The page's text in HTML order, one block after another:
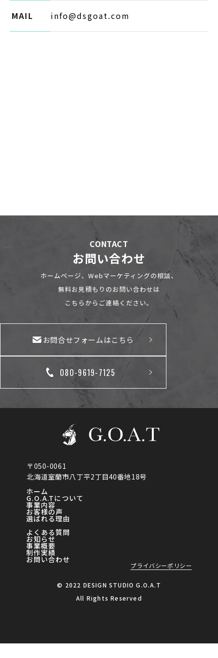
MAIL info@dsgoat.com
CONTACT
お問い合わせ
ホームページ、Webマーケティングの相談、
無料お見積もりのお問い合わせは
こちらからご連絡ください。
お問合せフォームはこちら
080-9619-7125
〒050-0061
北海道室蘭市八丁平2丁目40番地18号
ホーム
G.O.A.Tについて
事業内容
お客様の声
選ばれる理由
よくある質問
お知らせ
事業概要
制作実績
お問い合わせ
プライバシーポリシー
© 2022 DESIGN STUDIO G.O.A.T
All Rights Reserved